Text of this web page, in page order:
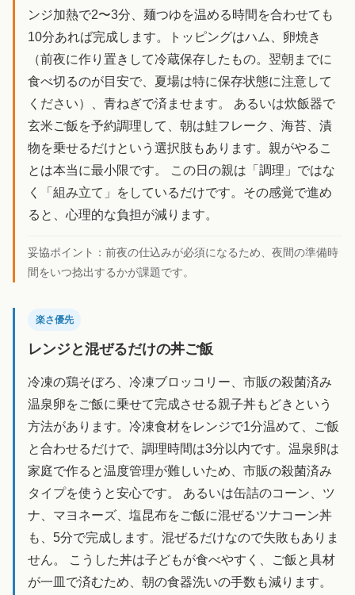
ンジ加熱で2〜3分、麺つゆを温める時間を合わせても
10分あれば完成します。トッピングはハム、卵焼き
（前夜に作り置きして冷蔵保存したもの。翌朝までに
食べ切るのが目安で、夏場は特に保存状態に注意して
ください）、青ねぎで済ませます。 あるいは炊飯器で
玄米ご飯を予約調理して、朝は鮭フレーク、海苔、漬
物を乗せるだけという選択肢もあります。親がやるこ
とは本当に最小限です。 この日の親は「調理」ではな
く「組み立て」をしているだけです。その感覚で進め
ると、心理的な負担が減ります。
妥協ポイント： 前夜の仕込みが必須になるため、夜間の準備時
間をいつ捻出するかが課題です。
楽さ優先
レンジと混ぜるだけの丼ご飯
冷凍の鶏そぼろ、冷凍ブロッコリー、市販の殺菌済み
温泉卵をご飯に乗せて完成させる親子丼もどきという
方法があります。冷凍食材をレンジで1分温めて、ご飯
と合わせるだけで、調理時間は3分以内です。温泉卵は
家庭で作ると温度管理が難しいため、市販の殺菌済み
タイプを使うと安心です。 あるいは缶詰のコーン、ツ
ナ、マヨネーズ、塩昆布をご飯に混ぜるツナコーン丼
も、5分で完成します。混ぜるだけなので失敗もありま
せん。 こうした丼は子どもが食べやすく、ご飯と具材
が一皿で済むため、朝の食器洗いの手数も減ります。